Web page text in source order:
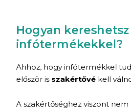
Hogyan
infótermékekkel?
Ahhoz, hogy infótermékkel
először is szakértővé kell
A szakértőséghez viszont nem